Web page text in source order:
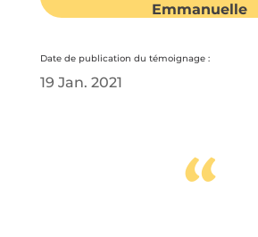
Emmanuelle
Date de publication du témoignage :
19 Jan. 2021
“